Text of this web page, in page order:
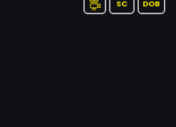
SC DOB